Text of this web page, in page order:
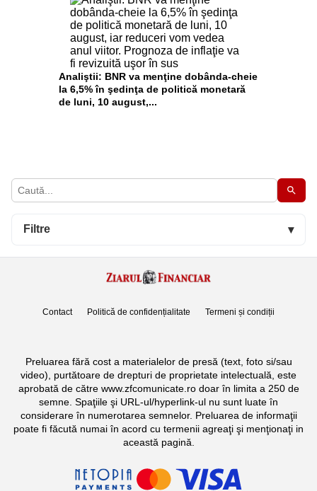
Filtre ▾
Analiştii: BNR va menţine dobânda-cheie
la 6,5% în şedinţa de politică monetară
de luni, 10 august,...
Contact Politică de confidențialitate Termeni și condiții
Preluarea fără cost a materialelor de presă (text, foto si/sau
video), purtătoare de drepturi de proprietate intelectuală, este
aprobată de către www.zfcomunicate.ro doar în limita a 250 de
semne. Spaţiile şi URL-ul/hyperlink-ul nu sunt luate în
considerare în numerotarea semnelor. Preluarea de informaţii
poate fi făcută numai în acord cu termenii agreaţi şi menţionaţi in
această pagină.